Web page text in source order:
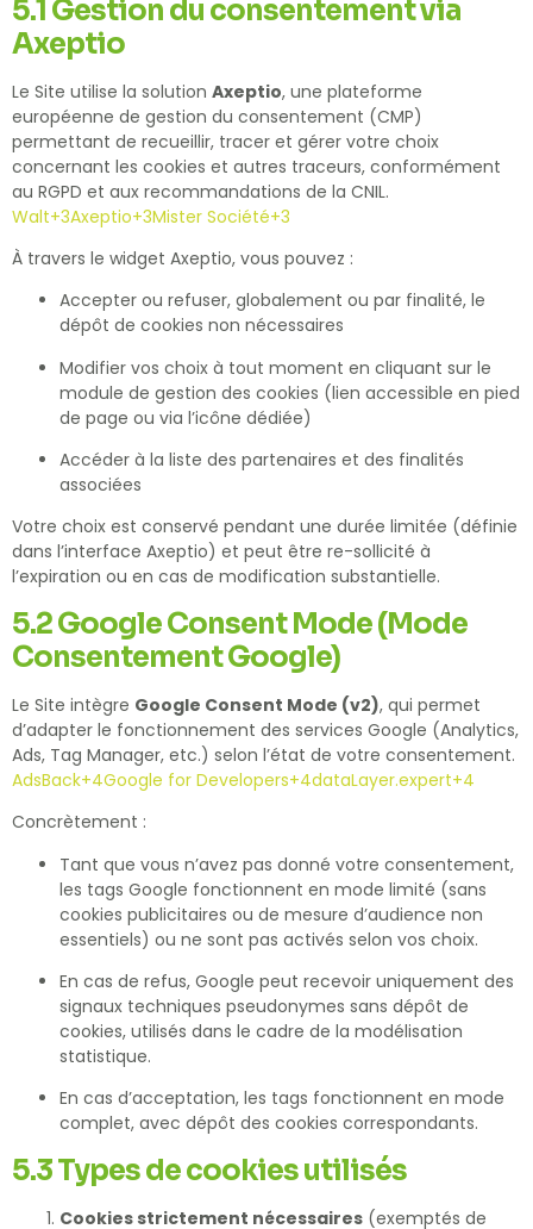
5.1 Gestion du consentement via
Axeptio
Le Site utilise la solution Axeptio, une plateforme
européenne de gestion du consentement (CMP)
permettant de recueillir, tracer et gérer votre choix
concernant les cookies et autres traceurs, conformément
au RGPD et aux recommandations de la CNIL.
Walt+3Axeptio+3Mister Société+3
À travers le widget Axeptio, vous pouvez :
Accepter ou refuser, globalement ou par finalité, le
dépôt de cookies non nécessaires
Modifier vos choix à tout moment en cliquant sur le
module de gestion des cookies (lien accessible en pied
de page ou via l’icône dédiée)
Accéder à la liste des partenaires et des finalités
associées
Votre choix est conservé pendant une durée limitée (définie
dans l’interface Axeptio) et peut être re-sollicité à
l’expiration ou en cas de modification substantielle.
5.2 Google Consent Mode (Mode
Consentement Google)
Le Site intègre Google Consent Mode (v2), qui permet
d’adapter le fonctionnement des services Google (Analytics,
Ads, Tag Manager, etc.) selon l’état de votre consentement.
AdsBack+4Google for Developers+4dataLayer.expert+4
Concrètement :
Tant que vous n’avez pas donné votre consentement,
les tags Google fonctionnent en mode limité (sans
cookies publicitaires ou de mesure d’audience non
essentiels) ou ne sont pas activés selon vos choix.
En cas de refus, Google peut recevoir uniquement des
signaux techniques pseudonymes sans dépôt de
cookies, utilisés dans le cadre de la modélisation
statistique.
En cas d’acceptation, les tags fonctionnent en mode
complet, avec dépôt des cookies correspondants.
5.3 Types de cookies utilisés
Cookies strictement nécessaires (exemptés de